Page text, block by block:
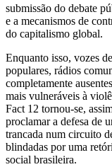
submissão do debate
e a mecanismos de
do capitalismo global.
Enquanto isso, vozes
populares, rádios
completamente
mais vulneráveis à
Fact 12 tornou-se,
proclamar a defesa de
trancada num circuito
blindadas por uma
social brasileira.